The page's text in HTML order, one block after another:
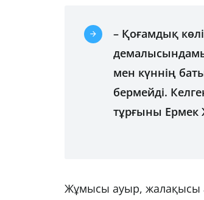
– Қоғамдық
мен күннің
бермейді.
тұрғыны Ермек
Жұмысы ауыр, жалақысы